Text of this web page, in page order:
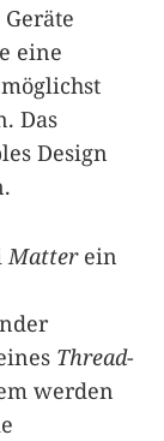
eine
Das
Design
Matterein
Thread-
werden